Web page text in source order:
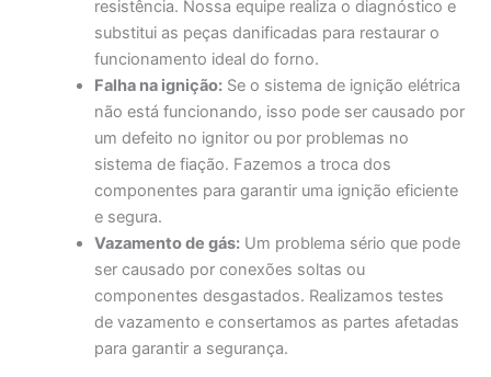
resistência. Nossa equipe realiza o diagnóstico e
substitui as peças danificadas para restaurar o
funcionamento ideal do forno.
Falha na ignição: Se o sistema de ignição elétrica
não está funcionando, isso pode ser causado por
um defeito no ignitor ou por problemas no
sistema de fiação. Fazemos a troca dos
componentes para garantir uma ignição eficiente
e segura.
Vazamento de gás: Um problema sério que pode
ser causado por conexões soltas ou
componentes desgastados. Realizamos testes
de vazamento e consertamos as partes afetadas
para garantir a segurança.